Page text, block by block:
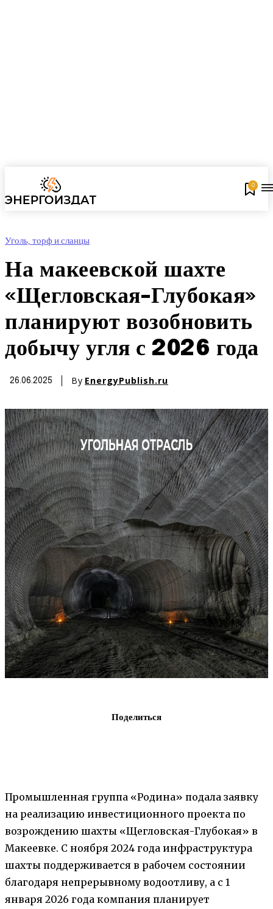
0
Уголь, торф и сланцы
На макеевской шахте
«Щегловская-Глубокая»
планируют возобновить
добычу угля с 2026 года
26.06.2025 By EnergyPublish.ru
Поделиться
Промышленная группа «Родина» подала заявку
на реализацию инвестиционного проекта по
возрождению шахты «Щегловская-Глубокая» в
Макеевке. С ноября 2024 года инфраструктура
шахты поддерживается в рабочем состоянии
благодаря непрерывному водоотливу, а с 1
января 2026 года компания планирует